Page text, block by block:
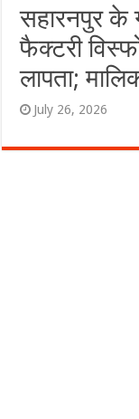
सहारनपुर के
फैक्टरी
लापता;
July 26, 2026